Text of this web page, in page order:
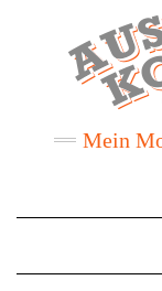
Mein